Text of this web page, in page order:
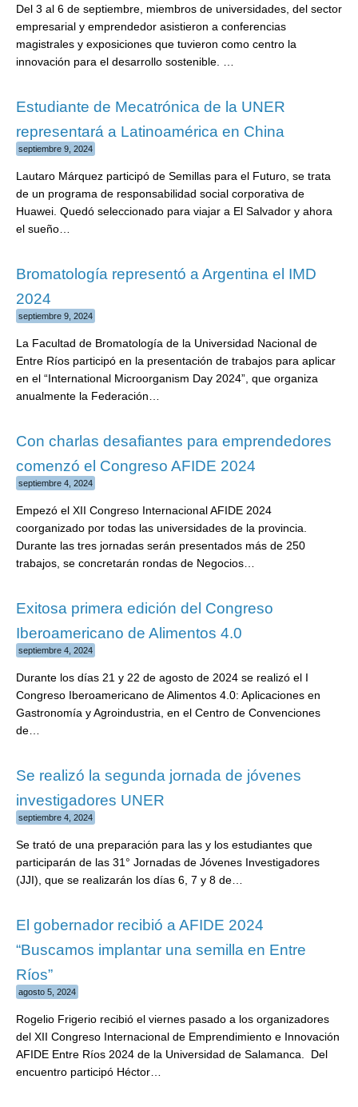
Del 3 al 6 de septiembre, miembros de universidades, del sector
empresarial y emprendedor asistieron a conferencias
magistrales y exposiciones que tuvieron como centro la
innovación para el desarrollo sostenible. …
Estudiante de Mecatrónica de la UNER
representará a Latinoamérica en China
septiembre 9, 2024
Lautaro Márquez participó de Semillas para el Futuro, se trata
de un programa de responsabilidad social corporativa de
Huawei. Quedó seleccionado para viajar a El Salvador y ahora
el sueño…
Bromatología representó a Argentina el IMD
2024
septiembre 9, 2024
La Facultad de Bromatología de la Universidad Nacional de
Entre Ríos participó en la presentación de trabajos para aplicar
en el “International Microorganism Day 2024”, que organiza
anualmente la Federación…
Con charlas desafiantes para emprendedores
comenzó el Congreso AFIDE 2024
septiembre 4, 2024
Empezó el XII Congreso Internacional AFIDE 2024
coorganizado por todas las universidades de la provincia.
Durante las tres jornadas serán presentados más de 250
trabajos, se concretarán rondas de Negocios…
Exitosa primera edición del Congreso
Iberoamericano de Alimentos 4.0
septiembre 4, 2024
Durante los días 21 y 22 de agosto de 2024 se realizó el I
Congreso Iberoamericano de Alimentos 4.0: Aplicaciones en
Gastronomía y Agroindustria, en el Centro de Convenciones
de…
Se realizó la segunda jornada de jóvenes
investigadores UNER
septiembre 4, 2024
Se trató de una preparación para las y los estudiantes que
participarán de las 31° Jornadas de Jóvenes Investigadores
(JJI), que se realizarán los días 6, 7 y 8 de…
El gobernador recibió a AFIDE 2024
“Buscamos implantar una semilla en Entre
Ríos”
agosto 5, 2024
Rogelio Frigerio recibió el viernes pasado a los organizadores
del XII Congreso Internacional de Emprendimiento e Innovación
AFIDE Entre Ríos 2024 de la Universidad de Salamanca. Del
encuentro participó Héctor…